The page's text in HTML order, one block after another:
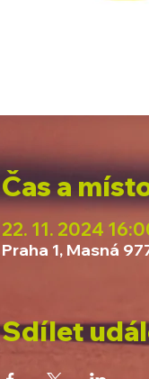
Čas a
22. 11. 2024
Praha 1, Masná
Sdílet